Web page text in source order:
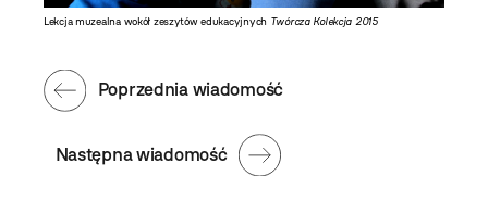
Lekcja muzealna wokół zeszytów edukacyjnych Twórcza Kolekcja 2015
Następna wiadomość
Poprzednia wiadomość